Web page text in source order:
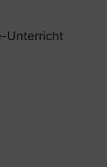
Unterricht